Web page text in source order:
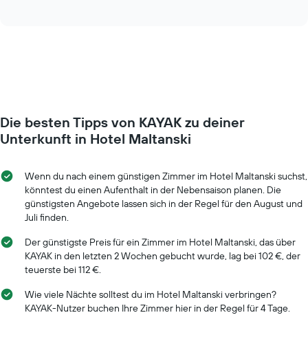
jeweiligen
Wochentag.
hat
X-
Achse,
die
Wochentage
anzeigt.
Diagramm
hat
Die besten Tipps von KAYAK zu deiner
Unterkunft in Hotel Maltanski
Wenn du nach einem günstigen Zimmer im Hotel Maltanski suchst,
könntest du einen Aufenthalt in der Nebensaison planen. Die
günstigsten Angebote lassen sich in der Regel für den August und
Juli finden.
Der günstigste Preis für ein Zimmer im Hotel Maltanski, das über
KAYAK in den letzten 2 Wochen gebucht wurde, lag bei 102 €, der
teuerste bei 112 €.
Wie viele Nächte solltest du im Hotel Maltanski verbringen?
KAYAK-Nutzer buchen Ihre Zimmer hier in der Regel für 4 Tage.